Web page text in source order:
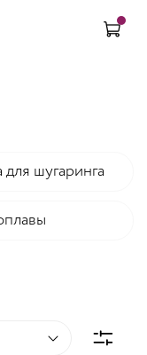
для шугаринга